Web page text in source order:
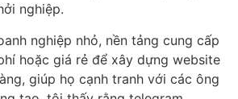
nghiệp.
nghiệp nhỏ, nền tảng cung cấp
hoặc giá rẻ để xây dựng website
giúp họ cạnh tranh với các ông